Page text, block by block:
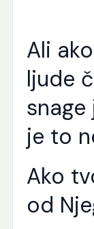
Ali
ljude
snage
je to
Ako
od